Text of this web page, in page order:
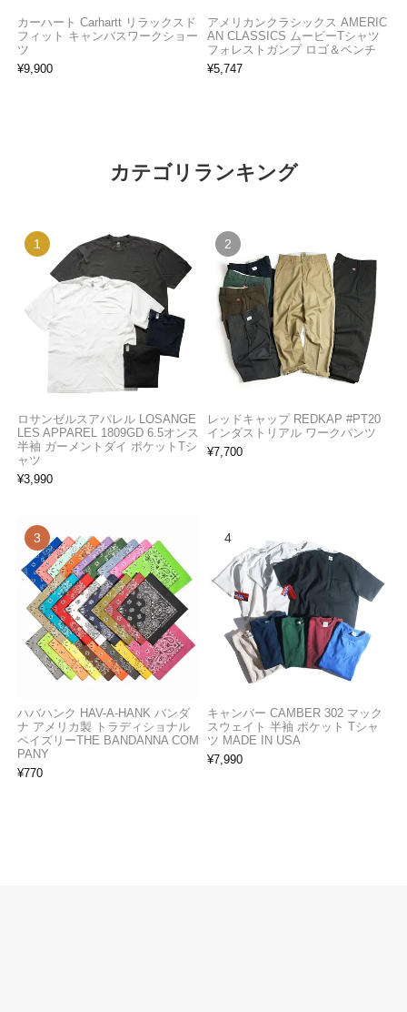
カーハート Carhartt リラックスド
フィット キャンバスワークショー
ツ
¥9,900
アメリカンクラシックス AMERIC
AN CLASSICS ムービーTシャツ
フォレストガンプ ロゴ＆ベンチ
¥5,747
カテゴリランキング
ロサンゼルスアパレル LOSANGE
LES APPAREL 1809GD 6.5オンス
半袖 ガーメントダイ ポケットTシ
ャツ
¥3,990
レッドキャップ REDKAP #PT20
インダストリアル ワークパンツ
¥7,700
ハバハンク HAV-A-HANK バンダ
ナ アメリカ製 トラディショナル
ペイズリーTHE BANDANNA COM
PANY
¥770
キャンバー CAMBER 302 マック
スウェイト 半袖 ポケット Tシャ
ツ MADE IN USA
¥7,990